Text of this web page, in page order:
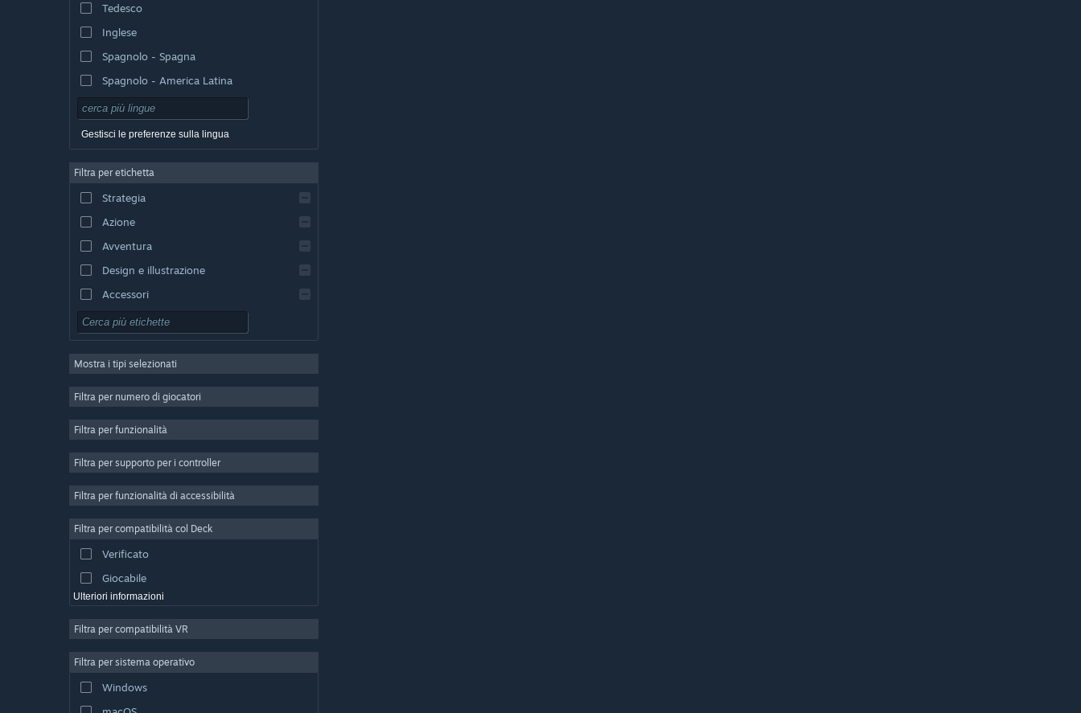
Tedesco
Inglese
Spagnolo - Spagna
Spagnolo - America Latina
Gestisci le preferenze sulla lingua
Filtra per etichetta
Strategia
Azione
Avventura
Design e illustrazione
Accessori
Free-to-Play
Multigiocatore di massa
Simulazione
Produzione di video
Fotoritocco
Mostra i tipi selezionati
Filtra per numero di giocatori
Filtra per funzionalità
Filtra per supporto per i controller
Filtra per funzionalità di accessibilità
Filtra per compatibilità col Deck
Verificato
Giocabile
Ulteriori informazioni
Filtra per compatibilità VR
Filtra per sistema operativo
Windows